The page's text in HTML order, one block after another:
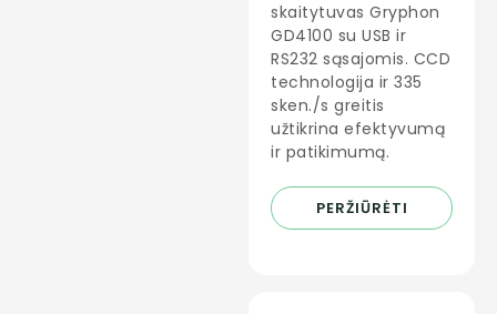
skaitytuvas Gryphon
GD4100 su USB ir
RS232 sąsajomis. CCD
technologija ir 335
sken./s greitis
užtikrina efektyvumą
ir patikimumą.
PERŽIŪRĖTI